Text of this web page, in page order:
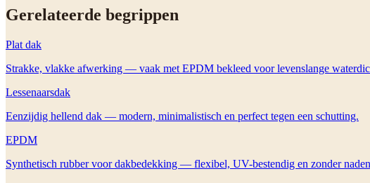
Gerelateerde begrippen
Plat dak
Strakke, vlakke afwerking — vaak met EPDM bekleed voor levenslange
Lessenaarsdak
Eenzijdig hellend dak — modern, minimalistisch en perfect tegen een schutting.
EPDM
Synthetisch rubber voor dakbedekking — flexibel, UV-bestendig en zonder